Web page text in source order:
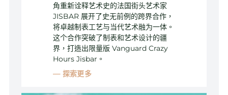
角重新诠释艺术史的法国街头艺术家
JISBAR 展开了史无前例的跨界合作，
将卓越制表工艺与当代艺术融为一体。
这个合作突破了制表和艺术设计的疆
界，打造出限量版 Vanguard Crazy
Hours Jisbar。
探索更多